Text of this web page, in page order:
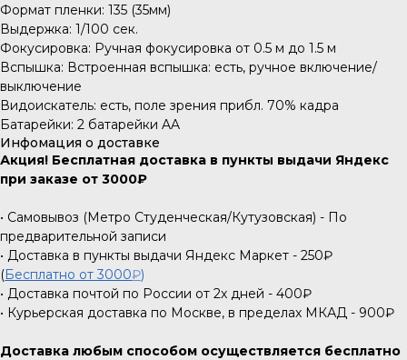
Формат пленки: 135 (35мм)
Выдержка: 1/100 cек.
Фокусировка: Ручная фокусировка от 0.5 м до 1.5 м
Вспышка: Встроенная вспышка: есть, ручное включение/
выключение
Видоискатель: есть, поле зрения прибл. 70% кадра
Батарейки: 2 батарейки AA
Инфомация о доставке
Акция! Бесплатная доставка в пункты выдачи Яндекс
при заказе от 3000₽
• Самовывоз (Метро Студенческая/Кутузовская) - По
предварительной записи
• Доставка в пункты выдачи Яндекс Маркет - 250₽
(Бесплатно от 3000₽)
• Доставка почтой по России от 2х дней - 400₽
• Курьерская доставка по Москве, в пределах МКАД - 900₽
Доставка любым способом осуществляется бесплатно